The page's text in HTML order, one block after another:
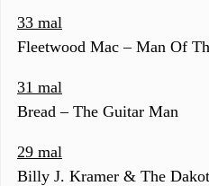
33 mal
Fleetwood Mac – Man Of
31 mal
Bread – The Guitar Man
29 mal
Billy J. Kramer & The